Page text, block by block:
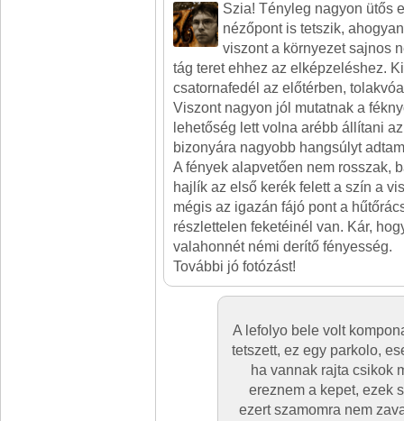
Szia! Tényleg nagyon ütős
nézőpont is tetszik,
viszont a környezet sajnos
tág teret ehhez az elképzeléshez.
csatornafedél az előtérben,
Viszont nagyon jól mutatnak a
lehetőség lett volna arébb állítani
bizonyára nagyobb hangsúlyt
A fények alapvetően nem rosszak,
hajlík az első kerék felett a szín a
mégis az igazán fájó pont a
részlettelen feketéinél van. Kár,
valahonnét némi derítő fényesség.
További jó fotózást!
A lefolyo bele volt
tetszett, ez egy parkolo,
ha vannak rajta csikok
ereznem a kepet, ezek
ezert szamomra nem